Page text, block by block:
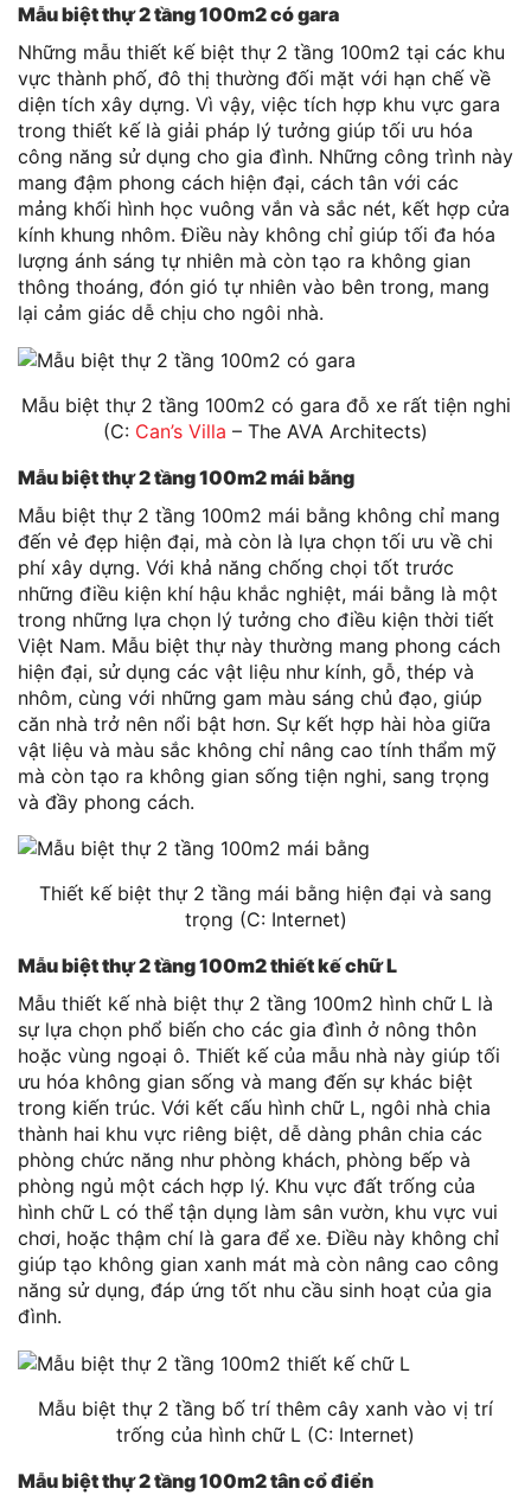
Mẫu biệt thự 2 tầng 100m2 có gara
Những mẫu thiết kế biệt thự 2 tầng 100m2 tại các khu
vực thành phố, đô thị thường đối mặt với hạn chế về
diện tích xây dựng. Vì vậy, việc tích hợp khu vực gara
trong thiết kế là giải pháp lý tưởng giúp tối ưu hóa
công năng sử dụng cho gia đình. Những công trình này
mang đậm phong cách hiện đại, cách tân với các
mảng khối hình học vuông vắn và sắc nét, kết hợp cửa
kính khung nhôm. Điều này không chỉ giúp tối đa hóa
lượng ánh sáng tự nhiên mà còn tạo ra không gian
thông thoáng, đón gió tự nhiên vào bên trong, mang
lại cảm giác dễ chịu cho ngôi nhà.
Mẫu biệt thự 2 tầng 100m2 có gara đỗ xe rất tiện nghi
(C: Can’s Villa – The AVA Architects)
Mẫu biệt thự 2 tầng 100m2 mái bằng
Mẫu biệt thự 2 tầng 100m2 mái bằng không chỉ mang
đến vẻ đẹp hiện đại, mà còn là lựa chọn tối ưu về chi
phí xây dựng. Với khả năng chống chọi tốt trước
những điều kiện khí hậu khắc nghiệt, mái bằng là một
trong những lựa chọn lý tưởng cho điều kiện thời tiết
Việt Nam. Mẫu biệt thự này thường mang phong cách
hiện đại, sử dụng các vật liệu như kính, gỗ, thép và
nhôm, cùng với những gam màu sáng chủ đạo, giúp
căn nhà trở nên nổi bật hơn. Sự kết hợp hài hòa giữa
vật liệu và màu sắc không chỉ nâng cao tính thẩm mỹ
mà còn tạo ra không gian sống tiện nghi, sang trọng
và đầy phong cách.
Thiết kế biệt thự 2 tầng mái bằng hiện đại và sang
trọng (C: Internet)
Mẫu biệt thự 2 tầng 100m2 thiết kế chữ L
Mẫu thiết kế nhà biệt thự 2 tầng 100m2 hình chữ L là
sự lựa chọn phổ biến cho các gia đình ở nông thôn
hoặc vùng ngoại ô. Thiết kế của mẫu nhà này giúp tối
ưu hóa không gian sống và mang đến sự khác biệt
trong kiến trúc. Với kết cấu hình chữ L, ngôi nhà chia
thành hai khu vực riêng biệt, dễ dàng phân chia các
phòng chức năng như phòng khách, phòng bếp và
phòng ngủ một cách hợp lý. Khu vực đất trống của
hình chữ L có thể tận dụng làm sân vườn, khu vực vui
chơi, hoặc thậm chí là gara để xe. Điều này không chỉ
giúp tạo không gian xanh mát mà còn nâng cao công
năng sử dụng, đáp ứng tốt nhu cầu sinh hoạt của gia
đình.
Mẫu biệt thự 2 tầng bố trí thêm cây xanh vào vị trí
trống của hình chữ L (C: Internet)
Mẫu biệt thự 2 tầng 100m2 tân cổ điển